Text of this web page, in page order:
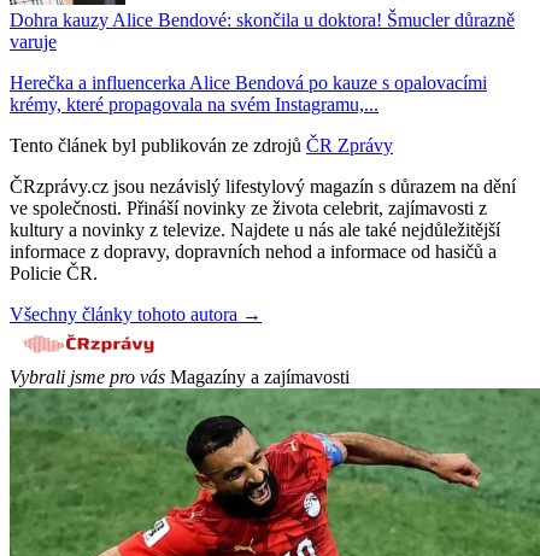
Dohra kauzy Alice Bendové: skončila u doktora! Šmucler důrazně
varuje
Herečka a influencerka Alice Bendová po kauze s opalovacími
krémy, které propagovala na svém Instagramu,...
Tento článek byl publikován ze zdrojů ČR Zprávy
ČRzprávy.cz jsou nezávislý lifestylový magazín s důrazem na dění
ve společnosti. Přináší novinky ze života celebrit, zajímavosti z
kultury a novinky z televize. Najdete u nás ale také nejdůležitější
informace z dopravy, dopravních nehod a informace od hasičů a
Policie ČR.
Všechny články tohoto autora →
Vybrali jsme pro vás Magazíny a zajímavosti